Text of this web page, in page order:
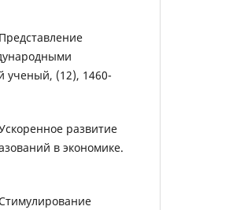
ученый, (12), 1460-
развитие
в экономике.